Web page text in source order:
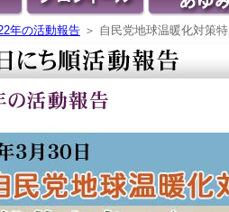
年の活動報告 ＞ 自民党地球温暖化対策